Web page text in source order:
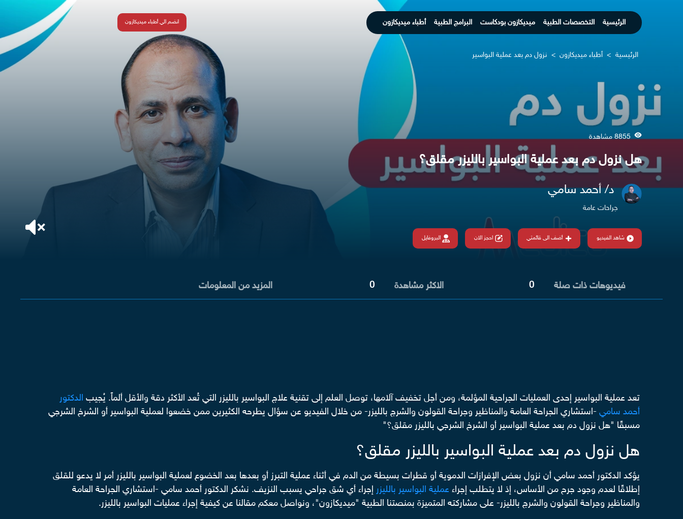
انضم الي أطباء ميديكازون الرئيسية التخصصات الطبية ميديكازون بودكاست البرامج الطبية أطباء ميديكازون
الرئيسية > أطباء ميديكازون > نزول دم بعد عملية البواسير
8855 مشاهدة
هل نزول دم بعد عملية البواسير بالليزر مقلق؟
د/ أحمد سامي
جراحات عامة
شاهد الفيديو أضف الى قائمتي احجز الان البروفايل
فيديوهات ذات صلة 0 الاكثر مشاهدة 0 المزيد من المعلومات
تعد عملية البواسير إحدى العمليات الجراحية المؤلمة، ومن أجل تخفيف آلامها، توصل العلم إلى تقنية علاج البواسير بالليزر التي تُعد الأكثر دقة والأقل ألماً. يُجيب الدكتور
أحمد سامي-استشاري الجراحة العامة والمناظير وجراحة القولون والشرج بالليزر- من خلال الفيديو عن سؤال يطرحه الكثيرين ممن خضعوا لعملية البواسير أو الشرخ الشرجي
مسبقًا "هل نزول دم بعد عملية البواسير أو الشرخ الشرجي بالليزر مقلق؟"
هل نزول دم بعد عملية البواسير بالليزر مقلق؟
يؤكد الدكتور أحمد سامي أن نزول بعض الإفرازات الدموية أو قطرات بسيطة من الدم في أثناء عملية التبرز أو بعدها بعد الخضوع لعملية البواسير بالليزر أمر لا يدعو للقلق
إطلاقًا لعدم وجود جرح من الأساس، إذ لا يتطلب إجراء عملية البواسير بالليزرإجراء أي شق جراحي يسبب النزيف. نشكر الدكتور أحمد سامي -استشاري الجراحة العامة
والمناظير وجراحة القولون والشرج بالليزر- على مشاركته المتميزة بمنصتنا الطبية "ميديكازون"، ونواصل معكم مقالنا عن كيفية إجراء عمليات البواسير بالليزر.